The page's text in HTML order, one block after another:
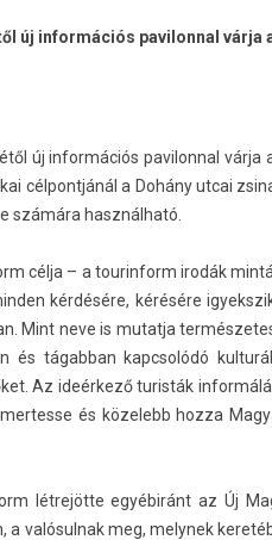
új in­for­mációs pavilonn­al
új in­for­mációs pavilonn­al
cél­pontjánál a Dohány utcai
számára használható.
célja – a tourin­form irodák
kérdésére, kérésére
Mint neve is mutat­ja
és tágab­ban kapcsolódó
Az ideérkező turis­ták
és közelebb hozza
létrejötte egyébiránt az Új
a valósul­nak meg, melynek